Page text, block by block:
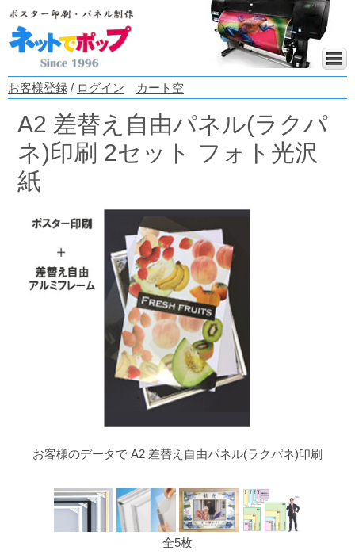
お客様登録 / ログイン カート空
A2 差替え自由パネル(ラクパ
ネ)印刷 2セット フォト光沢
紙
お客様のデータで A2 差替え自由パネル(ラクパネ)印刷
全5枚